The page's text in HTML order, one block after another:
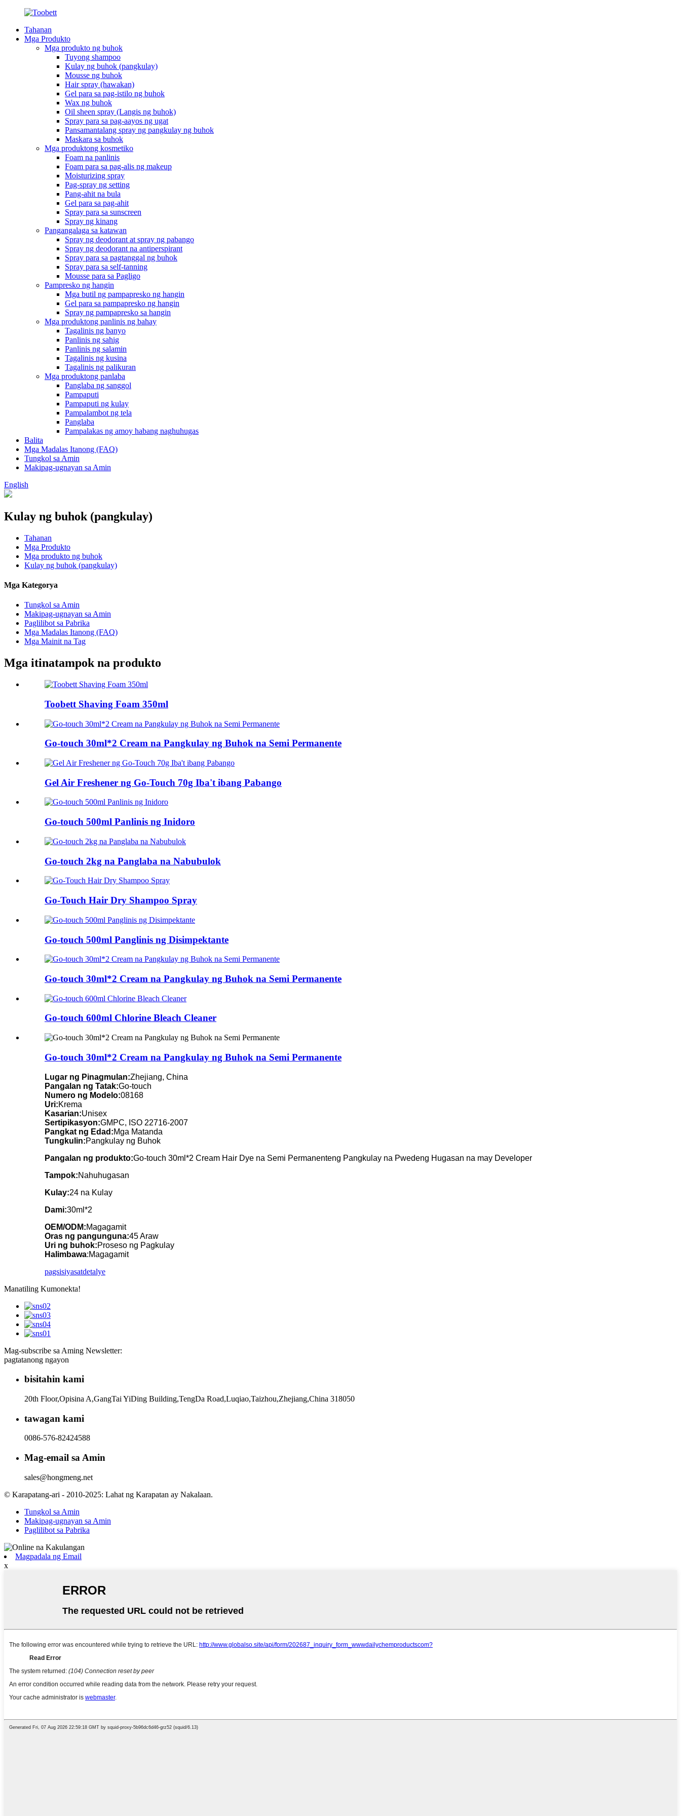
Tahanan
Mga Produkto
Mga produkto ng buhok
Tuyong shampoo
Kulay ng buhok (pangkulay)
Mousse ng buhok
Hair spray (hawakan)
Gel para sa pag-istilo ng buhok
Wax ng buhok
Oil sheen spray (Langis ng buhok)
Spray para sa pag-aayos ng ugat
Pansamantalang spray ng pangkulay ng buhok
Maskara sa buhok
Mga produktong kosmetiko
Foam na panlinis
Foam para sa pag-alis ng makeup
Moisturizing spray
Pag-spray ng setting
Pang-ahit na bula
Gel para sa pag-ahit
Spray para sa sunscreen
Spray ng kinang
Pangangalaga sa katawan
Spray ng deodorant at spray ng pabango
Spray ng deodorant na antiperspirant
Spray para sa pagtanggal ng buhok
Spray para sa self-tanning
Mousse para sa Pagligo
Pampresko ng hangin
Mga butil ng pampapresko ng hangin
Gel para sa pampapresko ng hangin
Spray ng pampapresko sa hangin
Mga produktong panlinis ng bahay
Tagalinis ng banyo
Panlinis ng sahig
Panlinis ng salamin
Tagalinis ng kusina
Tagalinis ng palikuran
Mga produktong panlaba
Panglaba ng sanggol
Pampaputi
Pampaputi ng kulay
Pampalambot ng tela
Panglaba
Pampalakas ng amoy habang naghuhugas
Balita
Mga Madalas Itanong (FAQ)
Tungkol sa Amin
Makipag-ugnayan sa Amin
English
Kulay ng buhok (pangkulay)
Tahanan
Mga Produkto
Mga produkto ng buhok
Kulay ng buhok (pangkulay)
Mga Kategorya
Tungkol sa Amin
Makipag-ugnayan sa Amin
Paglilibot sa Pabrika
Mga Madalas Itanong (FAQ)
Mga Mainit na Tag
Mga itinatampok na produkto
Toobett Shaving Foam 350ml
Go-touch 30ml*2 Cream na Pangkulay ng Buhok na Semi Permanente
Gel Air Freshener ng Go-Touch 70g Iba't ibang Pabango
Go-touch 500ml Panlinis ng Inidoro
Go-touch 2kg na Panglaba na Nabubulok
Go-Touch Hair Dry Shampoo Spray
Go-touch 500ml Panglinis ng Disimpektante
Go-touch 30ml*2 Cream na Pangkulay ng Buhok na Semi Permanente
Go-touch 600ml Chlorine Bleach Cleaner
Go-touch 30ml*2 Cream na Pangkulay ng Buhok na Semi Permanente
Lugar ng Pinagmulan:Zhejiang, China
Pangalan ng Tatak:Go-touch
Numero ng Modelo:08168
Uri:Krema
Kasarian:Unisex
Sertipikasyon:GMPC, ISO 22716-2007
Pangkat ng Edad:Mga Matanda
Tungkulin:Pangkulay ng Buhok
Pangalan ng produkto:Go-touch 30ml*2 Cream Hair Dye na Semi Permanenteng Pangkulay na Pwedeng Hugasan na may Developer
Tampok:Nahuhugasan
Kulay:24 na Kulay
Dami:30ml*2
OEM/ODM:Magagamit
Oras ng pangunguna:45 Araw
Uri ng buhok:Proseso ng Pagkulay
Halimbawa:Magagamit
pagsisiyasatdetalye
Manatiling Kumonekta!
Mag-subscribe sa Aming Newsletter:
pagtatanong ngayon
bisitahin kami
20th Floor,Opisina A,GangTai YiDing Building,TengDa Road,Luqiao,Taizhou,Zhejiang,China 318050
tawagan kami
0086-576-82424588
Mag-email sa Amin
sales@hongmeng.net
© Karapatang-ari - 2010-2025: Lahat ng Karapatan ay Nakalaan.
Tungkol sa Amin
Makipag-ugnayan sa Amin
Paglilibot sa Pabrika
Magpadala ng Email
x